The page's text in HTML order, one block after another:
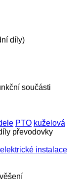
díly)
součásti
PTO kuželová
převodovky
elektrické instalace